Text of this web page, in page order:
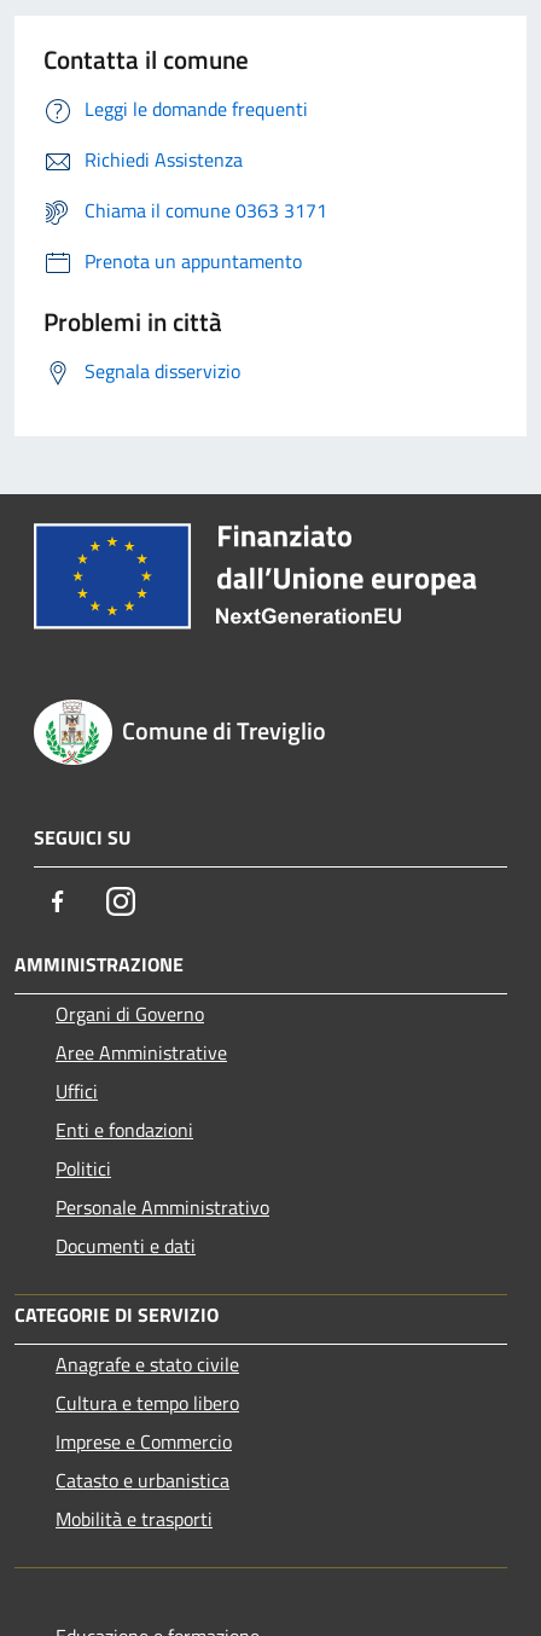
Contatta il comune
Leggi le domande frequenti
Richiedi Assistenza
Chiama il comune 0363 3171
Prenota un appuntamento
Problemi in città
Segnala disservizio
Comune di Treviglio
SEGUICI SU
FacebookInstagram
AMMINISTRAZIONE
Organi di Governo
Aree Amministrative
Uffici
Enti e fondazioni
Politici
Personale Amministrativo
Documenti e dati
CATEGORIE DI SERVIZIO
Anagrafe e stato civile
Cultura e tempo libero
Imprese e Commercio
Catasto e urbanistica
Mobilità e trasporti